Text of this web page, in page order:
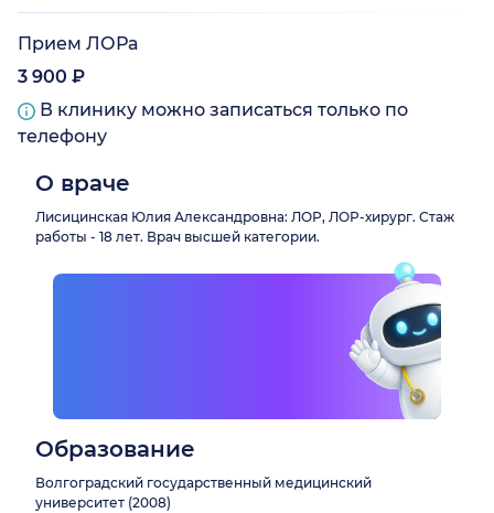
Прием ЛОРа
3 900 ₽
В клинику можно записаться только по
телефону
О враче
Лисицинская Юлия Александровна: ЛОР, ЛОР-хирург. Стаж
работы - 18 лет. Врач высшей категории.
Образование
Волгоградский государственный медицинский
университет (2008)